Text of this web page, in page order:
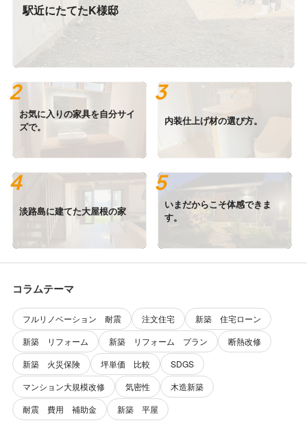
駅近にたてたK様邸
お気に入りの家具を自分サイ
ズで。
内装仕上げ材の選び方。
淡路島に建てた大屋根の家
いまだからこそ体感できま
す。
コラムテーマ
フルリノベーション 耐震 注文住宅
新築 住宅ローン
新築 リフォーム
新築 リフォーム プラン
断熱改修
新築 火災保険
坪単価 比較
SDGS
マンション大規模改修
気密性
木造新築
耐震 費用 補助金
新築 平屋